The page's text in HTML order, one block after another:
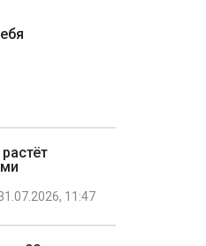
11:47